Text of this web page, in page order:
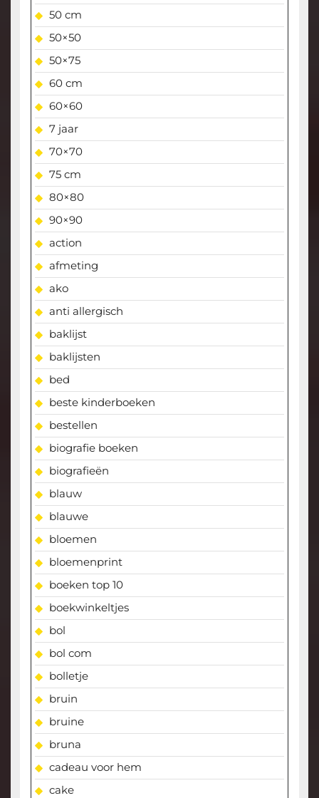
50 cm
50×50
50×75
60 cm
60×60
7 jaar
70×70
75 cm
80×80
90×90
action
afmeting
ako
anti allergisch
baklijst
baklijsten
bed
beste kinderboeken
bestellen
biografie boeken
biografieën
blauw
blauwe
bloemen
bloemenprint
boeken top 10
boekwinkeltjes
bol
bol com
bolletje
bruin
bruine
bruna
cadeau voor hem
cake